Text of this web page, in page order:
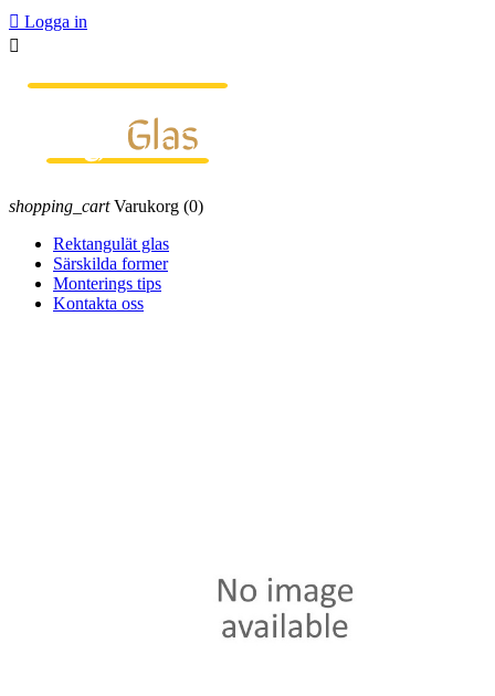
 Logga in

shopping_cart Varukorg (0)
Rektangulät glas
Särskilda former
Monterings tips
Kontakta oss